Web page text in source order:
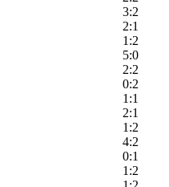
3:2
2:1
1:2
5:0
2:2
0:2
1:1
2:1
1:2
4:2
0:1
1:2